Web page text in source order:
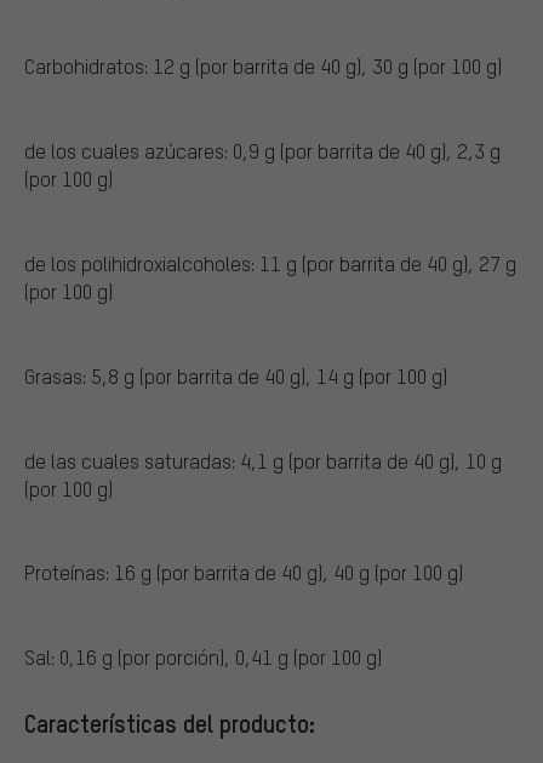
Carbohidratos: 12 g (por barrita de 40 g), 30 g (por 100 g)
de los cuales azúcares: 0,9 g (por barrita de 40 g), 2,3 g
(por 100 g)
de los polihidroxialcoholes: 11 g (por barrita de 40 g), 27 g
(por 100 g)
Grasas: 5,8 g (por barrita de 40 g), 14 g (por 100 g)
de las cuales saturadas: 4,1 g (por barrita de 40 g), 10 g
(por 100 g)
Proteínas: 16 g (por barrita de 40 g), 40 g (por 100 g)
Sal: 0,16 g (por porción), 0,41 g (por 100 g)
Características del producto: